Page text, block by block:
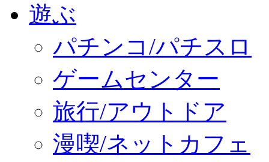
遊ぶ
パチンコ/パチスロ
ゲームセンター
旅行/アウトドア
漫喫/ネットカフェ